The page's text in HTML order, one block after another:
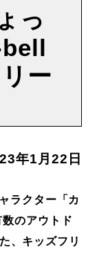
っ
ー
年1月22日
ラクター「カ
のアウトド
、キッズフリ